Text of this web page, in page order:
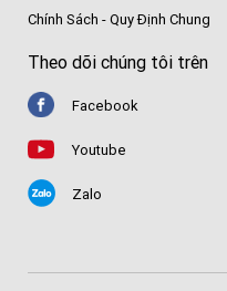
Chính Sách - Quy Định Chung
Theo dõi chúng tôi trên
Facebook
Youtube
Zalo